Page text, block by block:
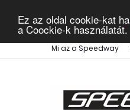
Ez az oldal cookie-kat
a Coockie-k használatát.
Mi az a Speedway